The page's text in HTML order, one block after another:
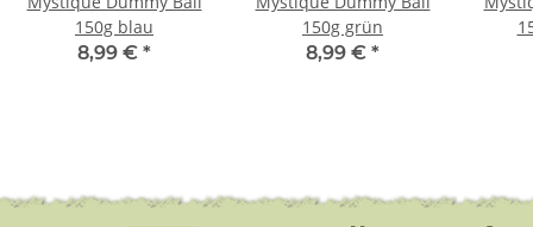
150g blau
8,99 € *
150g grün
8,99 € *